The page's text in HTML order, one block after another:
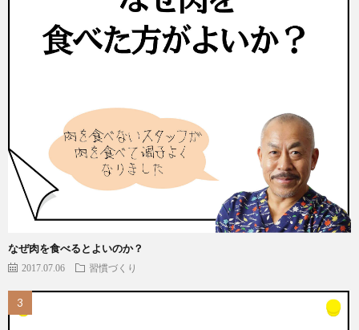
なぜ肉を食べるとよいのか？
2017.07.06 習慣づくり